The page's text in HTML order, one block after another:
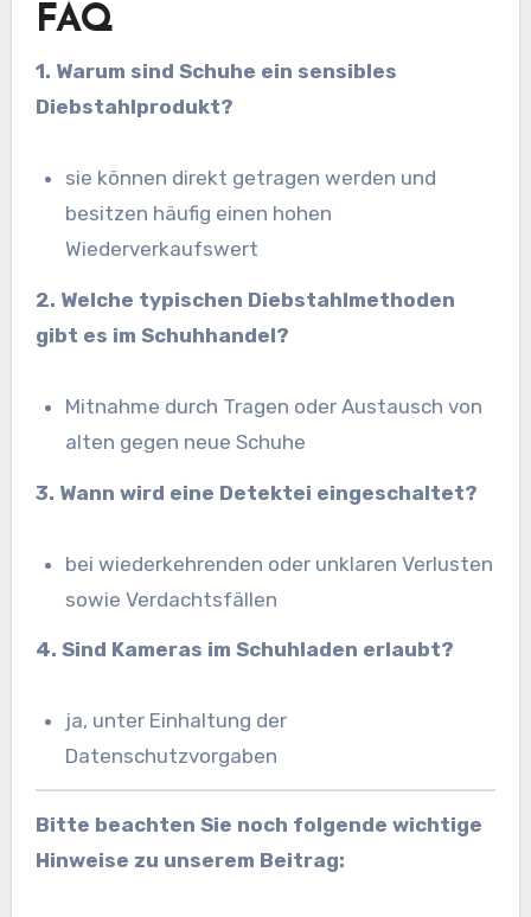
FAQ
1. Warum sind Schuhe ein sensibles
Diebstahlprodukt?
sie können direkt getragen werden und
besitzen häufig einen hohen
Wiederverkaufswert
2. Welche typischen Diebstahlmethoden
gibt es im Schuhhandel?
Mitnahme durch Tragen oder Austausch von
alten gegen neue Schuhe
3. Wann wird eine Detektei eingeschaltet?
bei wiederkehrenden oder unklaren Verlusten
sowie Verdachtsfällen
4. Sind Kameras im Schuhladen erlaubt?
ja, unter Einhaltung der
Datenschutzvorgaben
Bitte beachten Sie noch folgende wichtige
Hinweise zu unserem Beitrag: